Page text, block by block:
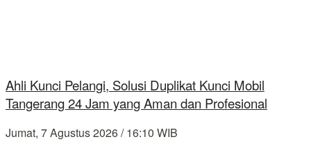
Ahli Kunci Pelangi, Solusi Duplikat Kunci Mobil
Tangerang 24 Jam yang Aman dan Profesional
Jumat, 7 Agustus 2026 / 16:10 WIB